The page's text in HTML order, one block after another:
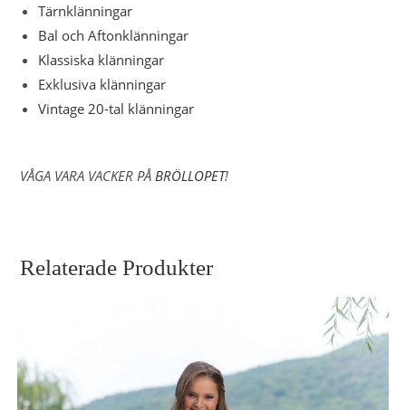
Tärnklänningar
Bal och Aftonklänningar
Klassiska klänningar
Exklusiva klänningar
Vintage 20-tal klänningar
VÅGA VARA VACKER PÅ BRÖLLOPET!
Relaterade Produkter